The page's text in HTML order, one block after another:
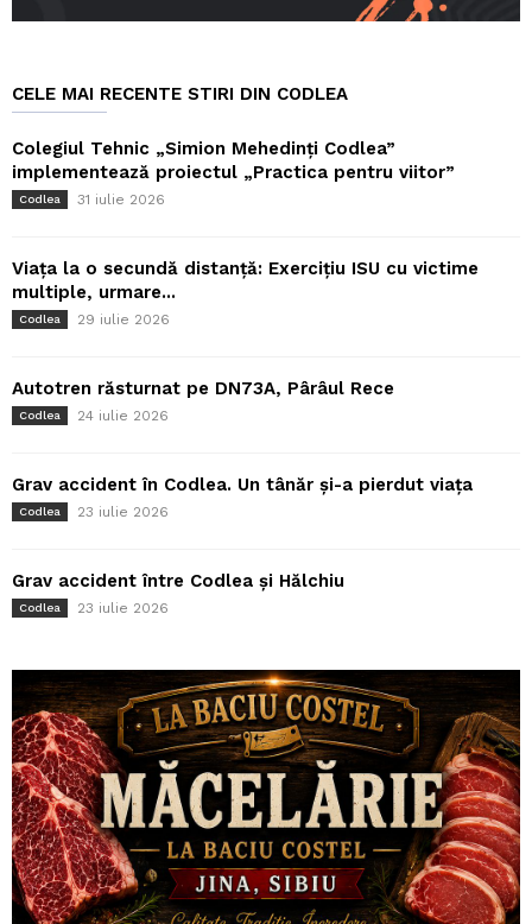
CELE MAI RECENTE STIRI DIN CODLEA
Colegiul Tehnic „Simion Mehedinți Codlea”
implementează proiectul „Practica pentru viitor”
Codlea 31 iulie 2026
Viața la o secundă distanță: Exercițiu ISU cu victime
multiple, urmare...
Codlea 29 iulie 2026
Autotren răsturnat pe DN73A, Pârâul Rece
Codlea 24 iulie 2026
Grav accident în Codlea. Un tânăr și-a pierdut viața
Codlea 23 iulie 2026
Grav accident între Codlea și Hălchiu
Codlea 23 iulie 2026